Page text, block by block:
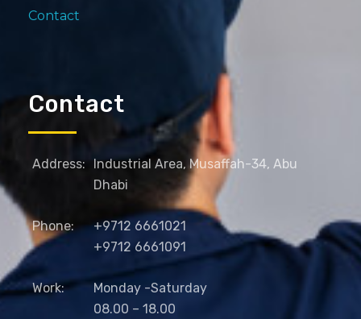
Contact
Contact
Address: Industrial Area, Musaffah-34, Abu
Dhabi
Phone:
+9712 6661021
+9712 6661091
Work:
Monday -Saturday
08.00 – 18.00